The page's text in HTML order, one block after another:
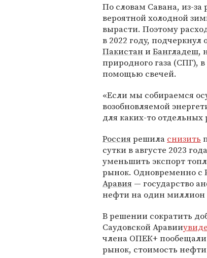
По словам Савана, из-за
вероятной холодной
вырасти. Поэтому
в 2022 году,
ПакистаниБангладеш,
природного газа (СПГ),
помощью свечей.
«Если мы собираемся
возобновляемой
для каких-то
Россиярешила снизить
сутки в августе 2023
уменьшить экспорт
рынок. Одновременно с
Аравия — государство
нефти на один миллион
В решении сократить
Саудовской Аравии
члена ОПЕК+
рынок, стоимость